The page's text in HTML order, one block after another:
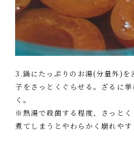
3.鍋にたっぷりのお湯(分量外)を
子をさっとくぐらせる。ざるに
く。
※熱湯で殺菌する程度、さっとく
煮てしまうとやわらかく崩れやす